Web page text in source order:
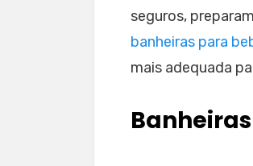
seguros,
banheiras para
mais adequada